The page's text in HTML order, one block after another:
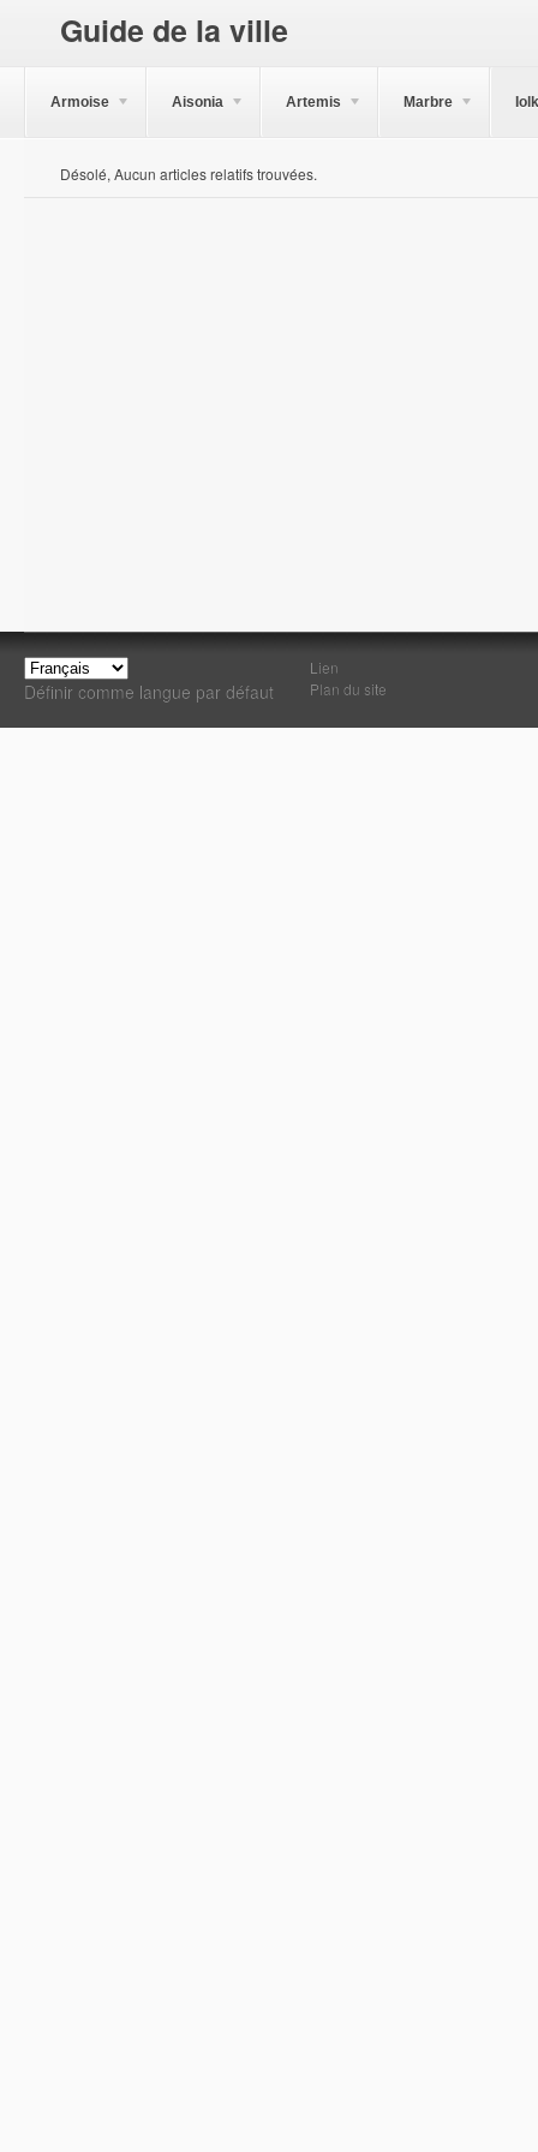
Guide de la ville
Armoise Aisonia Artemis Marbre
Désolé, Aucun articles relatifs trouvées.
Définir comme langue par défaut
Lien
Plan du site